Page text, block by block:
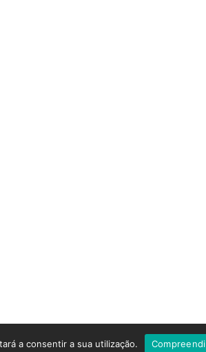
a consentir a sua utilização. Compreendi